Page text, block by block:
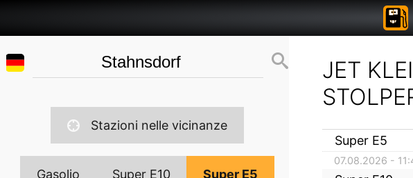
Stazioni nelle vicinanze
Gasolio Super E10 Super E5
JET
Super E5
07.08.2026 -